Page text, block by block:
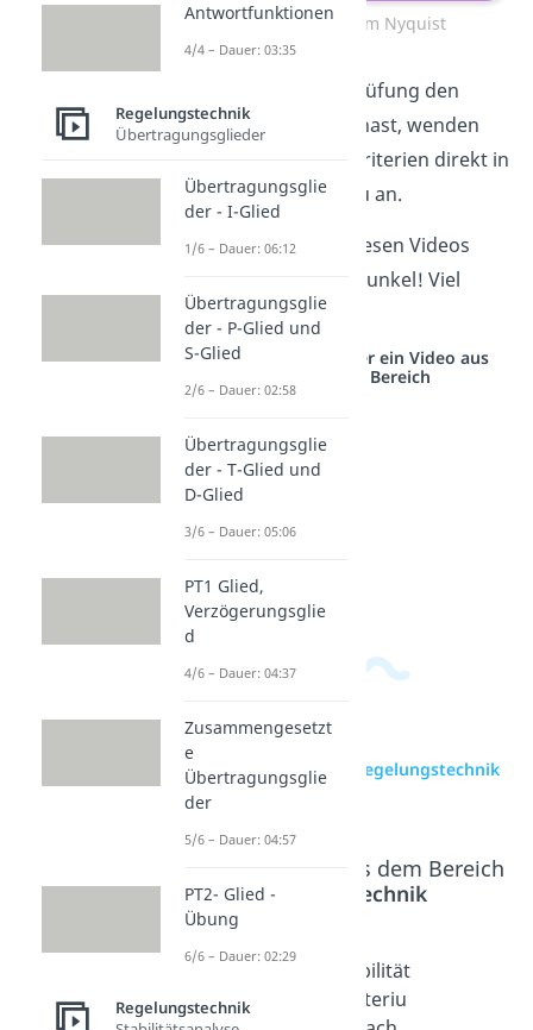
Stabilitätskriterium Nyquist
Damit Du in der Prüfung den
vollen Durchblick hast, wenden
wir die Stabilitätskriterien direkt in
denÜbungendazu an.
Also auf geht’s! Mit diesen Videos
bringen wir Licht ins Dunkel! Viel
Erfolg damit!
Studyflix vernetzt: Hier ein Video aus
einem anderen Bereich
zur Videoseite: Intro Regelungstechnik
II
Beliebte Inhalte aus dem Bereich
Regelungstechnik
Pol-
Nullstelleskriteriu
Stabilität
skriteriu
Antwortfunktionen
4/4 – Dauer: 03:35
Regelungstechnik
Übertragungsglieder
Übertragungsglie
der - I-Glied
1/6 – Dauer: 06:12
Übertragungsglie
der - P-Glied und
S-Glied
2/6 – Dauer: 02:58
Übertragungsglie
der - T-Glied und
D-Glied
3/6 – Dauer: 05:06
PT1 Glied,
Verzögerungsglie
d
4/6 – Dauer: 04:37
Zusammengesetzt
e
Übertragungsglie
der
5/6 – Dauer: 04:57
PT2- Glied -
Übung
6/6 – Dauer: 02:29
Regelungstechnik